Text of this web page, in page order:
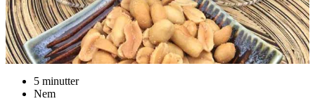
5 minutter
Nem